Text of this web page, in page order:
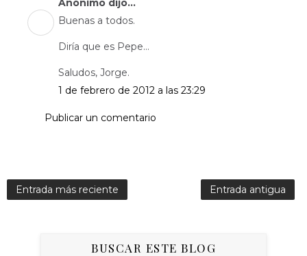
Anónimo dijo...
Buenas a todos.
Diría que es Pepe...
Saludos, Jorge.
1 de febrero de 2012 a las 23:29
Publicar un comentario
Entrada más reciente Entrada antigua
BUSCAR ESTE BLOG